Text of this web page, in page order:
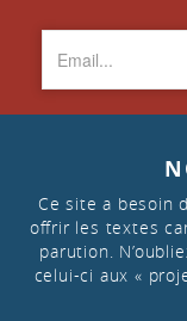
Ce site a besoin
offrir les textes
parution.
celui-ci aux «